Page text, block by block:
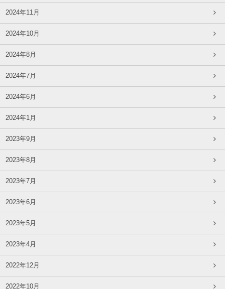
2024年11月
2024年10月
2024年8月
2024年7月
2024年6月
2024年1月
2023年9月
2023年8月
2023年7月
2023年6月
2023年5月
2023年4月
2022年12月
2022年10月